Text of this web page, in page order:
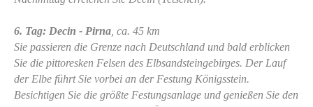
6. Tag: Decin - Pirna , ca. 45 km
Sie passieren die Grenze nach Deutschland und bald erblicken
Sie die pittoresken Felsen des Elbsandsteingebirges. Der Lauf
der Elbe führt Sie vorbei an der Festung Königsstein.
Besichtigen Sie die größte Festungsanlage und genießen Sie den